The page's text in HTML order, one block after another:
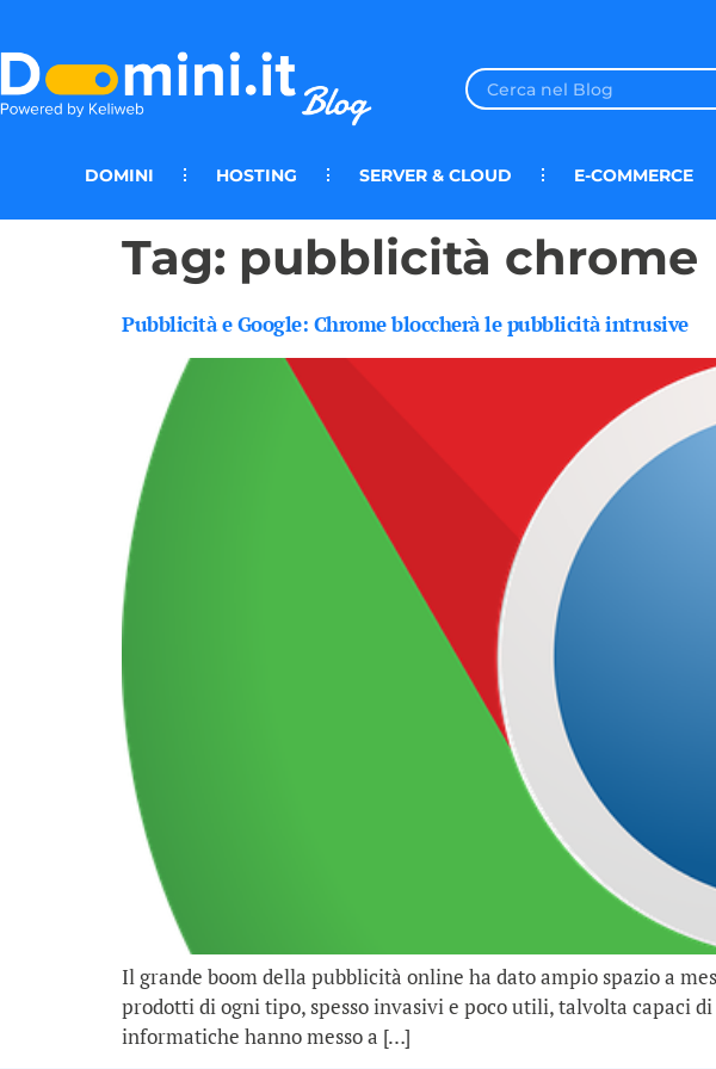
DOMINI HOSTING SERVER & CLOUD E-COMMERCE
Tag: pubblicità chrome
Pubblicità e Google: Chrome bloccherà le pubblicità intrusive
Il grande boom della pubblicità online ha dato ampio spazio a
prodotti di ogni tipo, spesso invasivi e poco utili, talvolta capaci
informatiche hanno messo a […]